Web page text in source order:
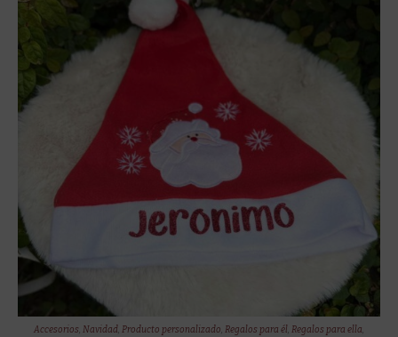
Accesorios, Navidad, Producto personalizado, Regalos para él, Regalos para ella,